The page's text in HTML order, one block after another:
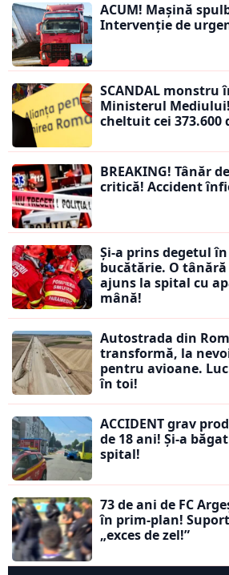
ACUM! Mașină
Intervenție de
SCANDAL monstru
Ministerul Mediului!
cheltuit cei 373.600
BREAKING! Tânăr
critică! Accident
Și-a prins degetul
bucătărie. O tânără
ajuns la spital cu
mână!
Autostrada din
transformă, la
pentru avioane.
în toi!
ACCIDENT grav
de 18 ani! Și-a
spital!
73 de ani de FC
în prim-plan!
„exces de zel!”